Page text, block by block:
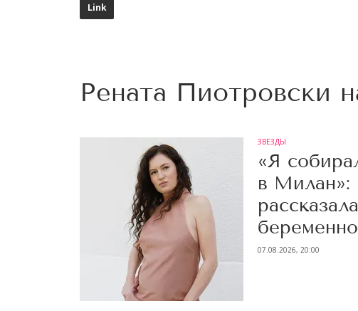
Link
Рената Пиотровски
ЗВЕЗДЫ
«Я
в Милан»:
07.08.2026, 20:00